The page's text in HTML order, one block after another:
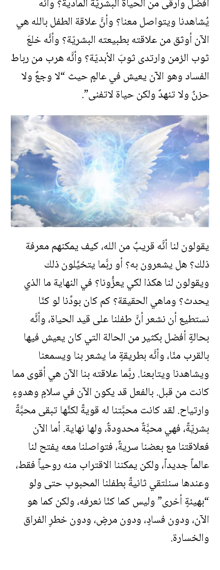
أفضل وأرقى من الحياة البشريّة المادّية؟ وأنَّه
يُشاهدنا ويتواصل معنا؟ وأنَّ علاقة الطفل بالله هي
الآن أوثق من علاقته بطبيعته البشريّة؟ وأنَّه خلعَ
ثوب الزمن وارتدى ثوبَ الأبديّة؟ وأنَّه هرب من رباط
الفساد وهو الآن يعيش في عالمٍ حيث “لا وجعٌ ولا
حزنٌ ولا تنهدٌ ولكن حياة لاتفنى”.
يقولون لنا أنَّه قريبٌ من الله، كيف يمكنهم معرفة
ذلك؟ هل يشعرون به؟ أو ربَّما يتخيَّلون ذلك
ويقولون لنا هكذا لكي يعزُّونا؟ في النهاية ما الذي
يحدث؟ وماهي الحقيقة؟ كم كان بودِّنا لو كنّا
نستطيع أن نشعر أنَّ طفلنا على قيد الحياة، وأنَّه
بحالةٍ أفضل بكثير من الحالة التي كان يعيش فيها
بالقرب منّا، وأنَّه بطريقةٍ ما يشعر بنا ويسمعنا
ويشاهدنا ويتابعنا. ربَّما علاقته بنا الآن هي أقوى مما
كانت من قبل. بالفعل قد يكون الآن في سلامٍ وهدوءٍ
وارتياح. لقد كانت محبَّتنا له قويةً لكنَّها تبقى محبَّةً
بشريّةً، فهي محبَّةٌ محدودةٌ، ولها نهاية. أما الآن
فعلاقتنا مع بعضنا سريةٌ، فتواصلنا معه يفتح لنا
عالماً جديداً، ولكن يمكننا الاقتراب منه روحياً فقط،
وعندها سنلتقي ثانيةً بطفلنا المحبوب حتى ولو
“بهيئةٍ أخرى” وليس كما كنّا نعرفه، ولكن كما هو
الآن، ودون فسادٍ، ودون مرضٍ، ودون خطرِ الفراق
والخسارة.